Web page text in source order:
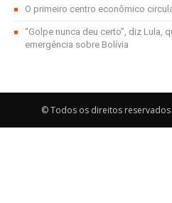
O primeiro centro econômico
“Golpe nunca deu certo”, diz Lula,
emergência sobre Bolívia
© Todos os direitos